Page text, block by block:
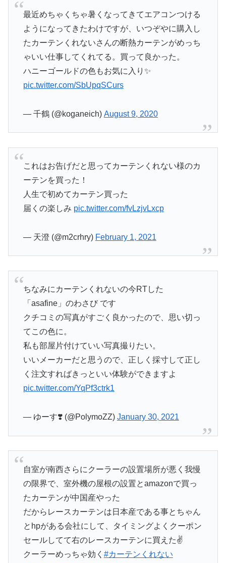
最近めちゃくちゃ暑くなってきてエアコンつける
ようになってきたわけですが、いつぞやに購入し
たカーテンくれないさんの断熱カーテンがめっち
ゃいい仕事してくれてる。買って良かった。
ハニーゴールドの色もお気に入り✨
pic.twitter.com/SbUpqSCurs
— 千鶴 (@koganeich) August 9, 2020
これはお告げだと思ってカーテンくれない様のカ
ーテンを買った！
人生で初めてカーテン買った
届くの楽しみ pic.twitter.com/fvLzjvLxcp
— 天澄 (@m2crhry) February 1, 2021
ちなみにカーテンくれないの今RTした
「asafine」のわさび です
クチコミの写真がすごく良かったので、思い切っ
てこの色に。
私も部屋片付けていい写真撮りたい。
いいメーカーだと思うので、正しく採寸して正し
く注文すればきっといい体験ができますよ
pic.twitter.com/YqPf3ctrk1
— ゆーす❣️ (@PolymoZZ) January 30, 2021
自室が南西さらにクーラーの設置場所が悪く我慢
の限界で、室外機の屋根の設置とamazonで買っ
たカーテンが中国産やった
だからレースカーテンは日本産である事とちゃん
とhpがある会社にして、タイミングよくクーポン
セールしてて右のレースカーテンに買えた✌️
クーラーめっちゃ効く #カーテンくれない